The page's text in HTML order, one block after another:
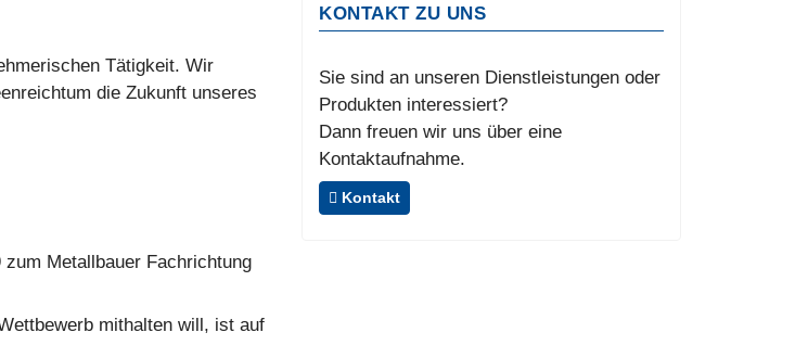
Tätigkeit. Wir
die Zukunft unseres
Metallbauer Fachrichtung
mithalten will, ist auf
KONTAKT ZU UNS
Sie sind an unseren Dienstleistungen oder
Produkten interessiert?
Dann freuen wir uns über eine
Kontaktaufnahme.
Kontakt